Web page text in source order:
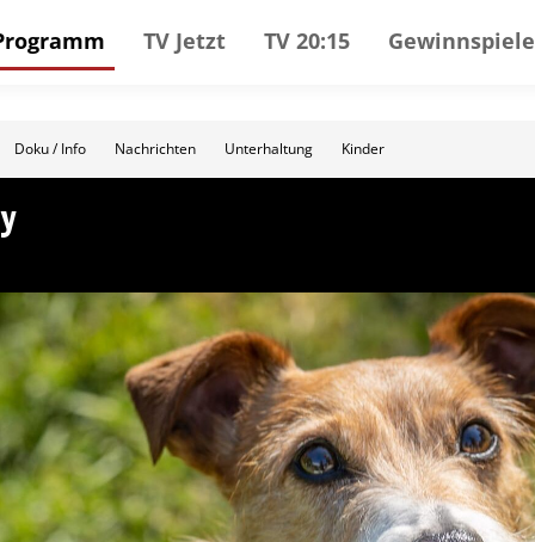
TV Jetzt TV 20:15 Gewinnspiele
Doku / Info Nachrichten Unterhaltung Kinder